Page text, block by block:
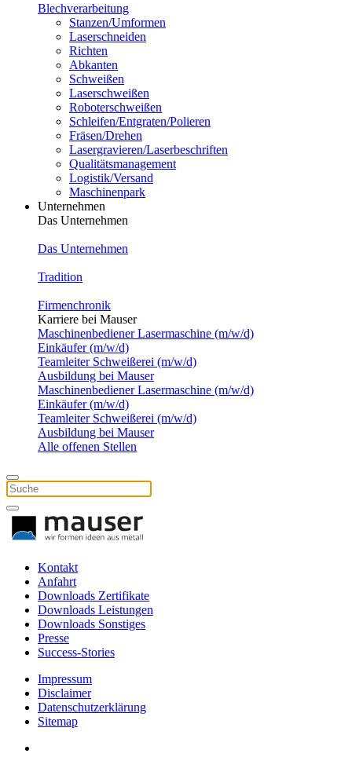
Blechverarbeitung
Stanzen/Umformen
Laserschneiden
Richten
Abkanten
Schweißen
Laserschweißen
Roboterschweißen
Schleifen/Entgraten/Polieren
Fräsen/Drehen
Lasergravieren/Laserbeschriften
Qualitätsmanagement
Logistik/Versand
Maschinenpark
Unternehmen
Das Unternehmen
Das Unternehmen
Tradition
Firmenchronik
Karriere bei Mauser
Maschinenbediener Lasermaschine (m/w/d)
Einkäufer (m/w/d)
Teamleiter Schweißerei (m/w/d)
Ausbildung bei Mauser
Maschinenbediener Lasermaschine (m/w/d)
Einkäufer (m/w/d)
Teamleiter Schweißerei (m/w/d)
Ausbildung bei Mauser
Alle offenen Stellen
Kontakt
Anfahrt
Downloads Zertifikate
Downloads Leistungen
Downloads Sonstiges
Presse
Success-Stories
Impressum
Disclaimer
Datenschutzerklärung
Sitemap